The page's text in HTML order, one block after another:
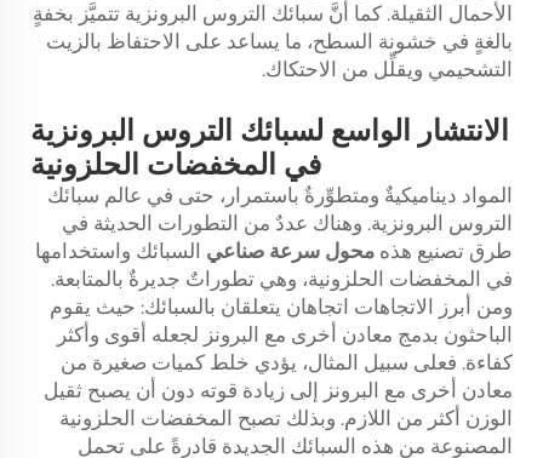
الأحمال الثقيلة. كما أنَّ سبائك التروس البرونزية تتميَّز بخفةٍ
بالغةٍ في خشونة السطح، ما يساعد على الاحتفاظ بالزيت
التشحيمي ويقلِّل من الاحتكاك.
الانتشار الواسع لسبائك التروس البرونزية
في المخفضات الحلزونية
المواد ديناميكيةٌ ومتطوِّرةٌ باستمرار، حتى في عالم سبائك
التروس البرونزية. وهناك عددٌ من التطورات الحديثة في
طرق تصنيع هذه محول سرعة صناعي
السبائك واستخدامها
في المخفضات الحلزونية، وهي تطوراتٌ جديرةٌ بالمتابعة.
ومن أبرز الاتجاهات اتجاهان يتعلقان بالسبائك: حيث يقوم
الباحثون بدمج معادن أخرى مع البرونز لجعله أقوى وأكثر
كفاءة. فعلى سبيل المثال، يؤدي خلط كميات صغيرة من
معادن أخرى مع البرونز إلى زيادة قوته دون أن يصبح ثقيل
الوزن أكثر من اللازم. وبذلك تصبح المخفضات الحلزونية
المصنوعة من هذه السبائك الجديدة قادرةً على تحمل